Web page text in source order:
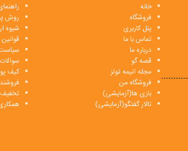
خانه
فروشگاه
پنل کاربری
تماس با ما
درباره ما
قصه گو
مجله انیمه تولز
فروشگاه من
بازی ها(آزمایشی)
تالار گفتگو(آزمایشی)
روش
شیوه
کیف